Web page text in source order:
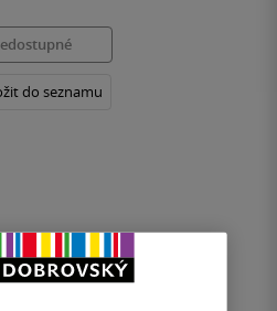
do seznamu
Nahoru